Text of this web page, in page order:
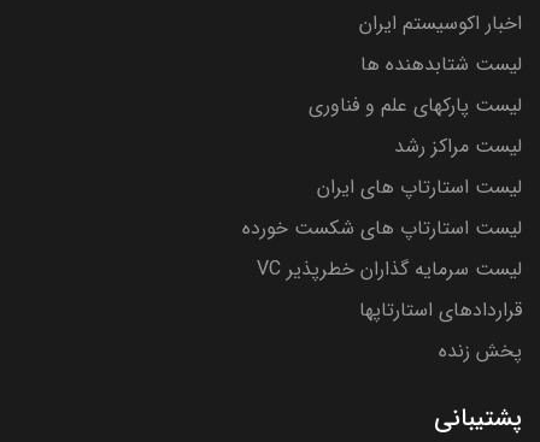
اخبار اکوسیستم ایران
لیست شتابدهنده ها
لیست پارکهای علم و فناوری
لیست مراکز رشد
لیست استارتاپ های ایران
لیست استارتاپ های شکست خورده
لیست سرمایه گذاران خطرپذیر VC
قراردادهای استارتاپها
پخش زنده
پشتیبانی